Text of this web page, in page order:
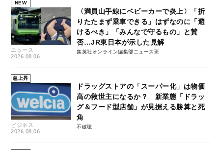
NEW
ニュース
2026.08.06
〈満員山手線にベビーカーで炎上〉「折
りたたまず乗車できる」はずなのに「避
けるべき」「みんなで守るもの」と賛
否…JR東日本が示した見解
集英社オンライン編集部ニュース班
急上昇
ビジネス
2026.08.06
ドラッグストアの「スーパー化」は物価
高の救世主になるか？ 新業態「ドラッ
グ＆フード型店舗」が見据える勝算と死
角
不破聡